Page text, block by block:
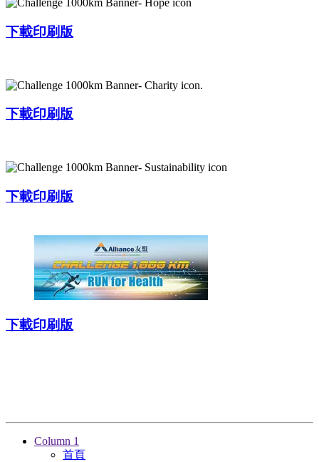
下載印刷版
下載印刷版
下載印刷版
下載印刷版
Column 1
首頁